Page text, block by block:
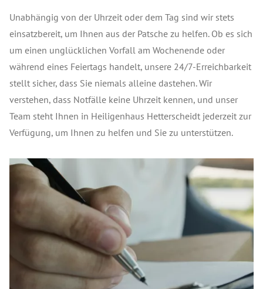
Unabhängig von der Uhrzeit oder dem Tag sind wir stets
einsatzbereit, um Ihnen aus der Patsche zu helfen. Ob es sich
um einen unglücklichen Vorfall am Wochenende oder
während eines Feiertags handelt, unsere 24/7-Erreichbarkeit
stellt sicher, dass Sie niemals alleine dastehen. Wir
verstehen, dass Notfälle keine Uhrzeit kennen, und unser
Team steht Ihnen in Heiligenhaus Hetterscheidt jederzeit zur
Verfügung, um Ihnen zu helfen und Sie zu unterstützen.